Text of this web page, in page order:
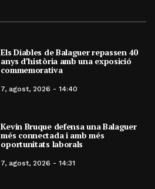
Els Diables de Balaguer repassen 40
anys d’història amb una exposició
commemorativa
7, agost, 2026 - 14:40
Kevin Bruque defensa una Balaguer
més connectada i amb més
oportunitats laborals
7, agost, 2026 - 14:31